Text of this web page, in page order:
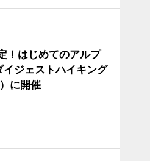
！はじめてのアルプ
ジェストハイキング
に開催